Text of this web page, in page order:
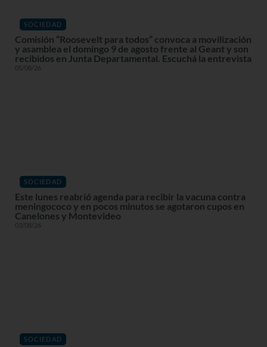
SOCIEDAD
Comisión “Roosevelt para todos” convoca a movilización
y asamblea el domingo 9 de agosto frente al Geant y son
recibidos en Junta Departamental. Escuchá la entrevista
05/08/26
SOCIEDAD
Este lunes reabrió agenda para recibir la vacuna contra
meningococo y en pocos minutos se agotaron cupos en
Canelones y Montevideo
03/08/26
SOCIEDAD